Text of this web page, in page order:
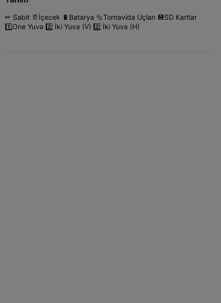
✏ Sabit 🥛İçecek 🔋Batarya 🔩Tornavida Uçları 💾SD Kartlar
1️⃣One Yuva 2️⃣ İki Yuva (V) 2️⃣ İki Yuva (H)